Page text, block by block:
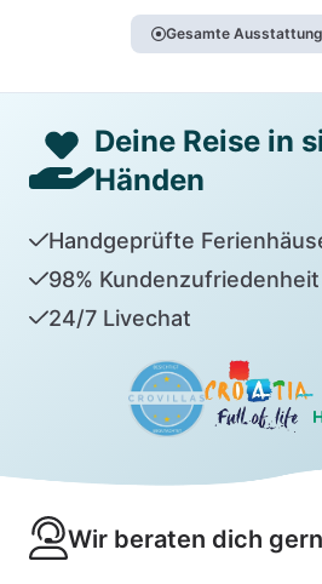
Gesamte
Deine Reise in
Händen
Handgeprüfte
98% Kundenzufriedenheit
24/7 Livechat
Wir beraten dich